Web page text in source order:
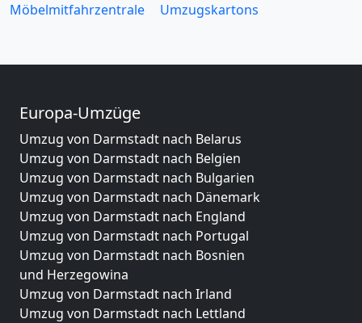
Möbelmitfahrzentrale
Umzugskartons
Europa-Umzüge
Umzug von Darmstadt nach Belarus
Umzug von Darmstadt nach Belgien
Umzug von Darmstadt nach Bulgarien
Umzug von Darmstadt nach Dänemark
Umzug von Darmstadt nach England
Umzug von Darmstadt nach Portugal
Umzug von Darmstadt nach Bosnien
und Herzegowina
Umzug von Darmstadt nach Irland
Umzug von Darmstadt nach Lettland